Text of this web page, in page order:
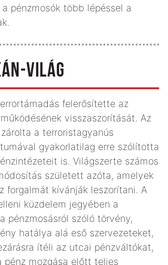
pénzmosók több lépéssel a
VILÁG
felerősítette az
visszaszorítását. Az
a terroristagyanús
gyakorlatilag erre szólította
is. Világszerte számos
született azóta, amelyek
forgalmát kívánják leszorítani. A
küzdelem jegyében a
pénzmosásról szóló törvény,
hatálya alá eső szervezeteket,
ítéli az utcai pénzváltókat,
pénz mozgása előtt teljes